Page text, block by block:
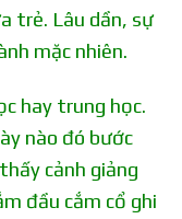
trẻ. Lâu dần, sự
mặc nhiên.
hay trung học.
nào đó bước
cảnh giảng
đầu cắm cổ ghi